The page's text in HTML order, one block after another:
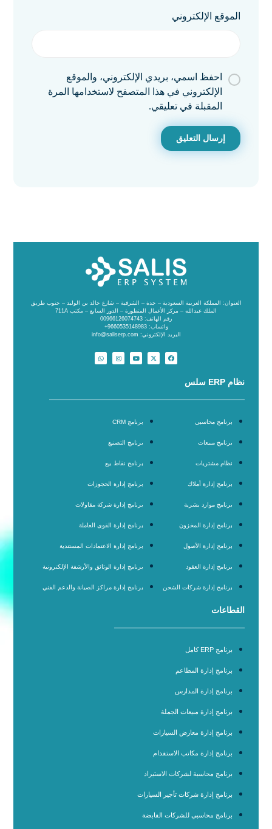
الموقع الإلكتروني
احفظ اسمي، بريدي الإلكتروني، والموقع
الإلكتروني في هذا المتصفح لاستخدامها المرة
المقبلة في تعليقي.
العنوان: المملكة العربية السعودية – جدة – الشرفية – شارع خالد بن الوليد – جنوب طريق
الملك عبدالله – مركز الأعمال المتطورة – الدور السابع – مكتب 711A
رقم الهاتف: 00966126074743
واتساب: 9660535148983+
البريد الإلكتروني: info@saliserp.com
نظام ERP سلس
برنامج محاسبي
برنامج مبيعات
نظام مشتريات
برنامج إدارة أملاك
برنامج موارد بشرية
برنامج إدارة المخزون
برنامج إدارة الأصول
برنامج إدارة العقود
برنامج إدارة شركات الشحن
برنامج CRM
برنامج التصنيع
برنامج نقاط بيع
برنامج إدارة الحجوزات
برنامج إدارة شركة مقاولات
برنامج إدارة القوى العاملة
برنامج إدارة الاعتمادات المستندية
برنامج إدارة الوثائق والأرشفة الإلكترونية
برنامج إدارة مراكز الصيانة والدعم الفني
القطاعات
برنامج ERP كامل
برنامج إدارة المطاعم
برنامج إدارة المدارس
برنامج إدارة مبيعات الجملة
برنامج إدارة معارض السيارات
برنامج إدارة مكاتب الاستقدام
برنامج محاسبة لشركات الاستيراد
برنامج إدارة شركات تأجير السيارات
برنامج محاسبي للشركات القابضة